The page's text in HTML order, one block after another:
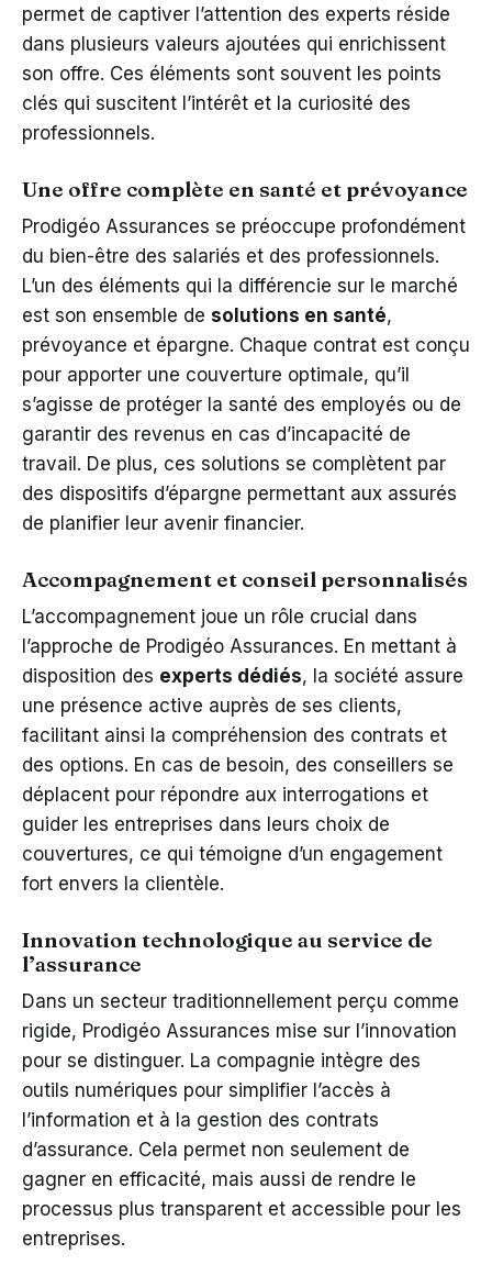
permet de captiver l’attention des experts réside
dans plusieurs valeurs ajoutées qui enrichissent
son offre. Ces éléments sont souvent les points
clés qui suscitent l’intérêt et la curiosité des
professionnels.
Une offre complète en santé et prévoyance
Prodigéo Assurances se préoccupe profondément
du bien-être des salariés et des professionnels.
L’un des éléments qui la différencie sur le marché
est son ensemble de solutions en santé,
prévoyance et épargne. Chaque contrat est conçu
pour apporter une couverture optimale, qu’il
s’agisse de protéger la santé des employés ou de
garantir des revenus en cas d’incapacité de
travail. De plus, ces solutions se complètent par
des dispositifs d’épargne permettant aux assurés
de planifier leur avenir financier.
Accompagnement et conseil personnalisés
L’accompagnement joue un rôle crucial dans
l’approche de Prodigéo Assurances. En mettant à
disposition des experts dédiés, la société assure
une présence active auprès de ses clients,
facilitant ainsi la compréhension des contrats et
des options. En cas de besoin, des conseillers se
déplacent pour répondre aux interrogations et
guider les entreprises dans leurs choix de
couvertures, ce qui témoigne d’un engagement
fort envers la clientèle.
Innovation technologique au service de
l’assurance
Dans un secteur traditionnellement perçu comme
rigide, Prodigéo Assurances mise sur l’innovation
pour se distinguer. La compagnie intègre des
outils numériques pour simplifier l’accès à
l’information et à la gestion des contrats
d’assurance. Cela permet non seulement de
gagner en efficacité, mais aussi de rendre le
processus plus transparent et accessible pour les
entreprises.